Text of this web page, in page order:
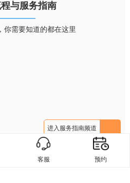
与服务指南
你需要知道的都在这里
进入服务指南频道
成为你自己
客服 预约